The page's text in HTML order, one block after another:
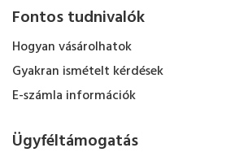
Fontos tudnivalók
Hogyan vásárolhatok
Gyakran ismételt kérdések
E-számla információk
Ügyféltámogatás